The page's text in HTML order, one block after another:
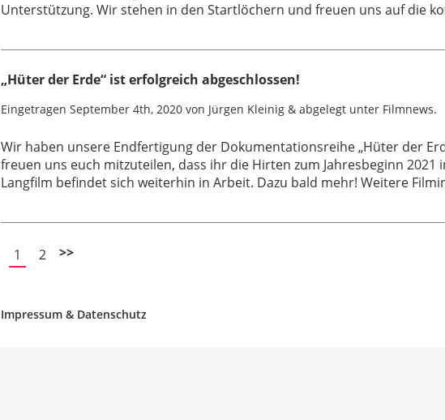
Unterstützung. Wir stehen in den Startlöchern und freuen uns auf die
„Hüter der Erde“ ist erfolgreich abgeschlossen!
Eingetragen September 4th, 2020von Jürgen Kleinig &abgelegt unter Filmnews.
Wir haben unsere Endfertigung der Dokumentationsreihe „Hüter der
freuen uns euch mitzuteilen, dass ihr die Hirten zum Jahresbeginn 2021
Langfilm befindet sich weiterhin in Arbeit. Dazu bald mehr! Weitere
1 2 >>
Impressum & Datenschutz